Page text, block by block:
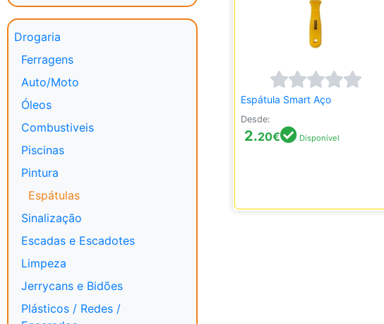
Drogaria
Ferragens
Auto/Moto
Óleos
Combustiveis
Piscinas
Pintura
Espátulas
Sinalização
Escadas e Escadotes
Limpeza
Jerrycans e Bidões
Plásticos / Redes /
Espátula Smart Aço
Desde:
2.20€ Disponível